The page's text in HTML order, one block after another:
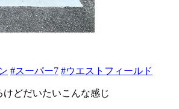
#スーパー7 #ウエストフィールド
けどだいたいこんな感じ